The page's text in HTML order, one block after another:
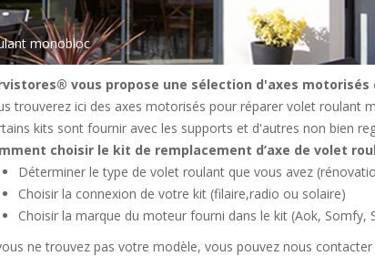
monobloc
vous propose une sélection d'axes
trouverez ici des axes motorisés pour réparer volet roulant
kits sont fournir avec les supports et d'autres non bien
choisir le kit de remplacement d’axe de volet
Déterminer le type de volet roulant que vous avez
Choisir la connexion de votre kit (filaire,radio ou solaire)
Choisir la marque du moteur fourni dans le kit (Aok, Somfy,
ne trouvez pas votre modèle, vous pouvez nous contacter